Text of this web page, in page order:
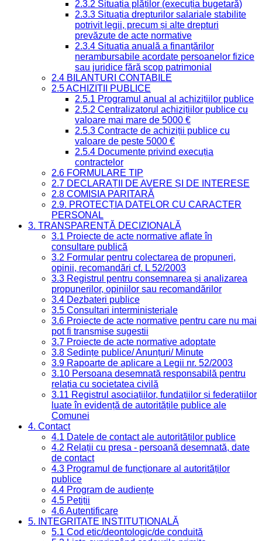
2.3.2 Situația plăților (execuția bugetară)
2.3.3 Situația drepturilor salariale stabilite
potrivit legii, precum și alte drepturi
prevăzute de acte normative
2.3.4 Situația anuală a finanțărilor
nerambursabile acordate persoanelor fizice
sau juridice fără scop patrimonial
2.4 BILANȚURI CONTABILE
2.5 ACHIZIȚII PUBLICE
2.5.1 Programul anual al achizițiilor publice
2.5.2 Centralizatorul achizițiilor publice cu
valoare mai mare de 5000 €
2.5.3 Contracte de achiziții publice cu
valoare de peste 5000 €
2.5.4 Documente privind execuția
contractelor
2.6 FORMULARE TIP
2.7 DECLARAȚII DE AVERE ȘI DE INTERESE
2.8 COMISIA PARITARĂ
2.9. PROTECȚIA DATELOR CU CARACTER
PERSONAL
3. TRANSPARENȚĂ DECIZIONALĂ
3.1 Proiecte de acte normative aflate în
consultare publică
3.2 Formular pentru colectarea de propuneri,
opinii, recomandări cf. L 52/2003
3.3 Registrul pentru consemnarea și analizarea
propunerilor, opiniilor sau recomandărilor
3.4 Dezbateri publice
3.5 Consultari interministeriale
3.6 Proiecte de acte normative pentru care nu mai
pot fi transmise sugestii
3.7 Proiecte de acte normative adoptate
3.8 Ședințe publice/ Anunțuri/ Minute
3.9 Rapoarte de aplicare a Legii nr. 52/2003
3.10 Persoana desemnată responsabilă pentru
relația cu societatea civilă
3.11 Registrul asociațiilor, fundațiilor și federațiilor
luate în evidență de autoritățile publice ale
Comunei
4. Contact
4.1 Datele de contact ale autorităților publice
4.2 Relații cu presa - persoană desemnată, date
de contact
4.3 Programul de funcționare al autorităților
publice
4.4 Program de audiențe
4.5 Petiții
4.6 Autentificare
5. INTEGRITATE INSTITUȚIONALĂ
5.1 Cod etic/deontologic/de conduită